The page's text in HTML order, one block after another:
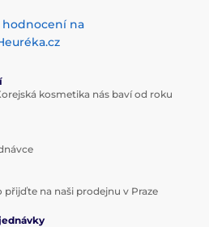
hodnocení na
kosmetika nás baví od roku
přijďte na naši prodejnu v Praze